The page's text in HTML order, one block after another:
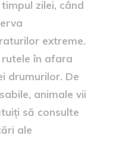
zilei, când
extreme.
în afara
drumurilor. De
animale vii
să consulte
ale